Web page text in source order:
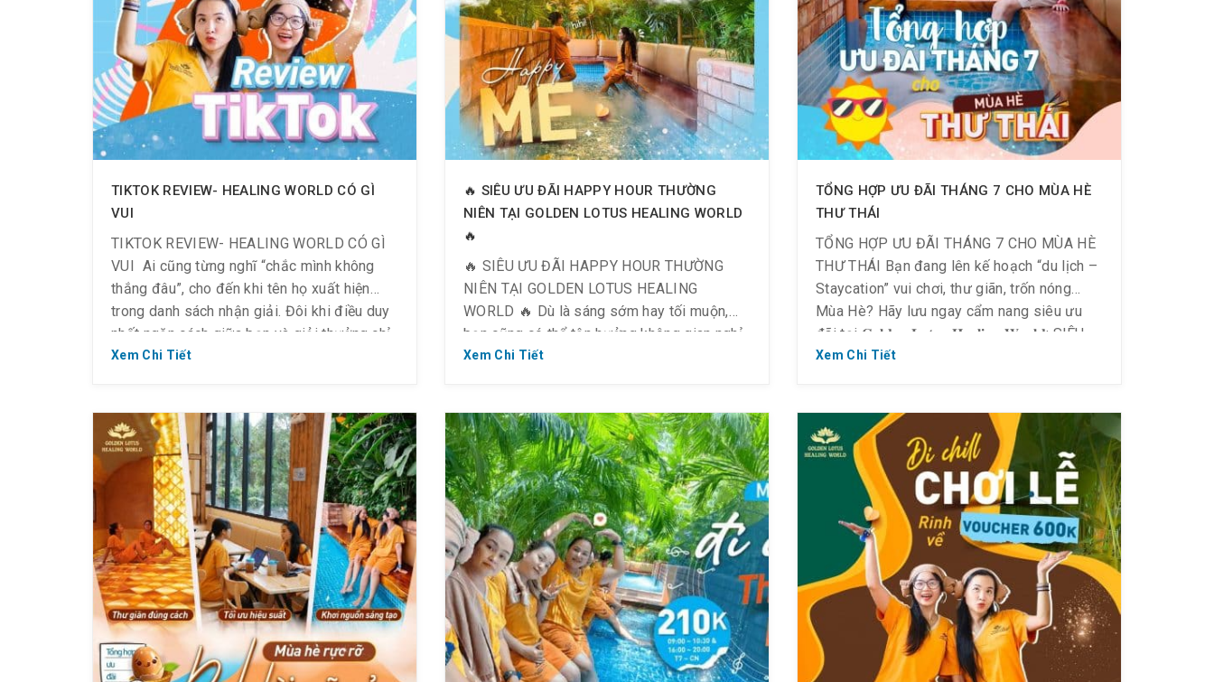
TIKTOK REVIEW- HEALING WORLD CÓ GÌ
VUI
TIKTOK REVIEW- HEALING WORLD CÓ GÌ
VUI ️ Ai cũng từng nghĩ “chắc mình không
thắng đâu”, cho đến khi tên họ xuất hiện
trong danh sách nhận giải. Đôi khi điều duy
nhất ngăn cách giữa bạn và giải thưởng chỉ
là nút “Đăng”. Hãy xem Clip & lắng nghe
Xem Chi Tiết
🔥 SIÊU ƯU ĐÃI HAPPY HOUR THƯỜNG
NIÊN TẠI GOLDEN LOTUS HEALING WORLD
🔥
🔥 SIÊU ƯU ĐÃI HAPPY HOUR THƯỜNG
NIÊN TẠI GOLDEN LOTUS HEALING
WORLD 🔥 Dù là sáng sớm hay tối muộn,
bạn cũng có thể tận hưởng không gian nghỉ
dưỡng đẳng cấp với đầy đủ các phòng đá
Xem Chi Tiết
TỔNG HỢP ƯU ĐÃI THÁNG 7 CHO MÙA HÈ
THƯ THÁI
TỔNG HỢP ƯU ĐÃI THÁNG 7 CHO MÙA HÈ
THƯ THÁI Bạn đang lên kế hoạch “du lịch –
Staycation” vui chơi, thư giãn, trốn nóng
Mùa Hè? Hãy lưu ngay cẩm nang siêu ưu
đãi tại 𝐆𝐨𝐥𝐝𝐞𝐧 𝐋𝐨𝐭𝐮𝐬 𝐇𝐞𝐚𝐥𝐢𝐧𝐠 𝐖𝐨𝐫𝐥𝐝: SIÊU
ƯU ĐÃI vé NGHỈ DƯỠNG – HEALING
Xem Chi Tiết